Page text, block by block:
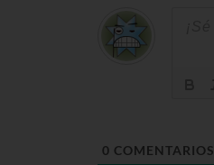
0 COMENTARIOS